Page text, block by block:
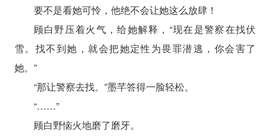
要不是看她可怜，他绝不会让她这么放肆！
顾白野压着火气，给她解释，“现在是警察在找伏
雪。找不到她，就会把她定性为畏罪潜逃，你会害了
她。”
“那让警察去找。”墨芊答得一脸轻松。
“……”
顾白野恼火地磨了磨牙。